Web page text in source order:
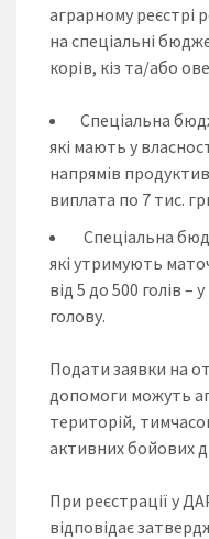
аграрному реєстрі
на спеціальні
корів, кіз та/або
Спеціальна
які мають у
напрямів
виплата по 7 тис.
Спеціальна
які утримують
від 5 до 500 голів –
голову.
Подати заявки на
допомоги можуть
територій,
активних бойових
При реєстрації у
відповідає